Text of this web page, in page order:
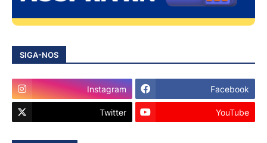
SIGA-NOS
Instagram Facebook
Twitter YouTube